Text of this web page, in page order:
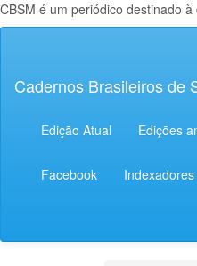
CBSM é um periódico destinado
principal
Lateral
Cadernos Brasileiros de
Edição Atual Edições
Facebook Indexadores